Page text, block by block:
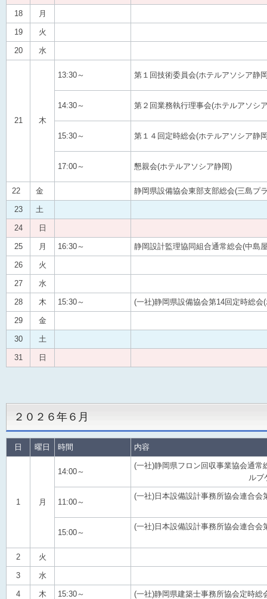
18 月
19 火
20 水
21 木
13:30～ 第１回技術委員会(ホテルアソシア静
14:30～ 第２回業務執行理事会(ホテルアソシ
15:30～ 第１４回定時総会(ホテルアソシア静
17:00～ 懇親会(ホテルアソシア静岡)
22 金 静岡県設備協会東部支部総会(三島プ
23 土
24 日
25 月 16:30～ 静岡設計監理協同組合通常総会(中島
26 火
27 水
28 木 15:30～ (一社)静岡県設備協会第14回定時総会
29 金
30 土
31 日
２０２６年６月
日 曜日 時間 内容
1 月
14:00～
(一社)静岡県フロン回収事業協会通
ルブケトー
11:00～
(一社)日本設備設計事務所協会連合会
15:00～
(一社)日本設備設計事務所協会連
2 火
3 水
4 木 15:30～ (一社)静岡県建築士事務所協会定時総